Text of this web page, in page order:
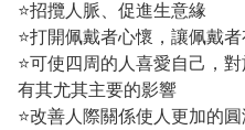
⭐招攬人脈、促進生意緣
⭐打開佩戴者心懷，讓佩戴
⭐可使四周的人喜愛自己，
有其尤其主要的影響
⭐改善人際關係使人更加的